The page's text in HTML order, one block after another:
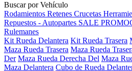
Buscar por Vehículo
Rodamientos Retenes Crucetas
Repuestos - Autopartes SALE
Rulemanes
Kit Rueda Delantera Kit Rueda Trasera
Maza Rueda Trasera Maza Rueda
Der Maza Rueda Derecha Del Maza
Maza Delantera Cubo de Rueda